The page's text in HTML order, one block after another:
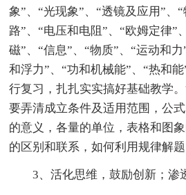
象”、“光现象”、“透镜及应用”、
路”、“电压和电阻”、“欧姆定律”
磁”、“信息”、“物质”、“运动和
和浮力”、“功和机械能”、“热和
行复习，扎扎实实搞好基础教学
要弄清成立条件及适用范围，公
的意义，各量的单位，表格和图
的区别和联系，如何利用规律解题
3、活化思维，鼓励创新；渗